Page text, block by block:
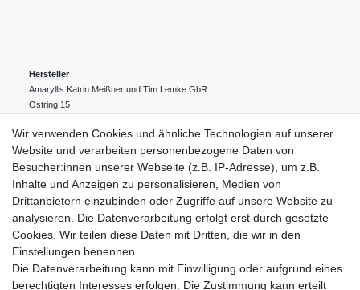
Hersteller
Amaryllis Katrin Meißner und Tim Lemke GbR
Ostring 15
004943548099856
amaryllis-eckernfoerde@t-online.de
EU-Verantwortlicher
Amaryllis Katrin Meißner und Tim Lemke GbR
Ostring
15
004943548099856
amaryllis-eckernfoerde@t-online.de
Wir verwenden Cookies und ähnliche Technologien auf unserer
Website und verarbeiten personenbezogene Daten von
Besucher:innen unserer Webseite (z.B. IP-Adresse), um z.B.
Inhalte und Anzeigen zu personalisieren, Medien von
Drittanbietern einzubinden oder Zugriffe auf unsere Website zu
analysieren. Die Datenverarbeitung erfolgt erst durch gesetzte
Cookies. Wir teilen diese Daten mit Dritten, die wir in den
Einstellungen benennen.
Die Datenverarbeitung kann mit Einwilligung oder aufgrund eines
berechtigten Interesses erfolgen. Die Zustimmung kann erteilt